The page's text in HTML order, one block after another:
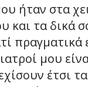
ήταν στα
και τα
μου
έτσι